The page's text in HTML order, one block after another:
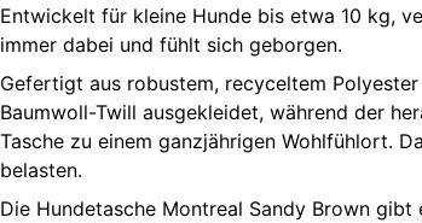
Entwickelt für kleine Hunde bis etwa 10 kg,
immer dabei und fühlt sich geborgen.
Gefertigt aus robustem, recyceltem
Baumwoll-Twill ausgekleidet, während der
Tasche zu einem ganzjährigen Wohlfühlort.
belasten.
Die Hundetasche Montreal Sandy Brown